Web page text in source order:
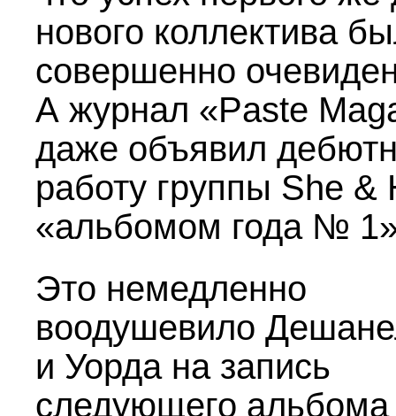
нового коллектива
совершенно
А журнал «Paste
даже объявил
работу группы She &
«альбомом года №
Это немедленно
воодушевило
и Уорда на запись
следующего альбома